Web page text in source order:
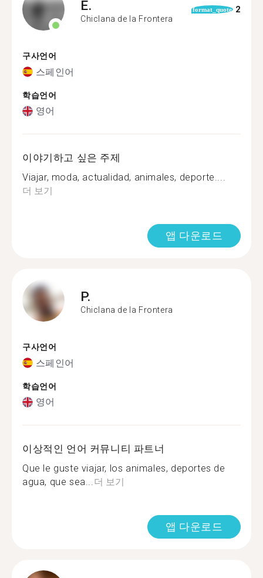
E.
Chiclana de la Frontera
format_quote 2
구사언어
스페인어
학습언어
영어
이야기하고 싶은 주제
Viajar, moda, actualidad, animales, deporte....
더 보기
앱 다운로드
P.
Chiclana de la Frontera
구사언어
스페인어
학습언어
영어
이상적인 언어 커뮤니티 파트너
Que le guste viajar, los animales, deportes de
agua, que sea...더 보기
앱 다운로드